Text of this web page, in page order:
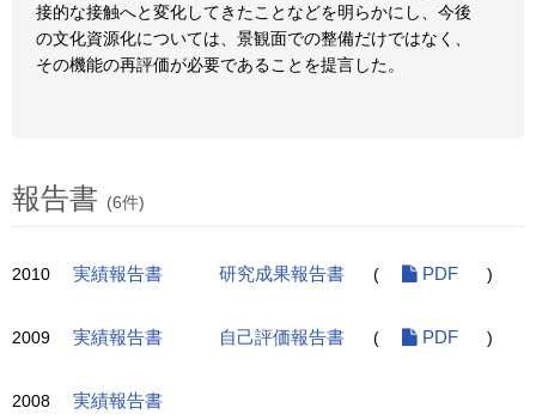
接的な接触へと変化してきたことなどを明らかにし、今後
の文化資源化については、景観面での整備だけではなく、
その機能の再評価が必要であることを提言した。
報告書 (6件)
2010 実績報告書 研究成果報告書 ( PDF )
2009 実績報告書 自己評価報告書 ( PDF )
2008 実績報告書